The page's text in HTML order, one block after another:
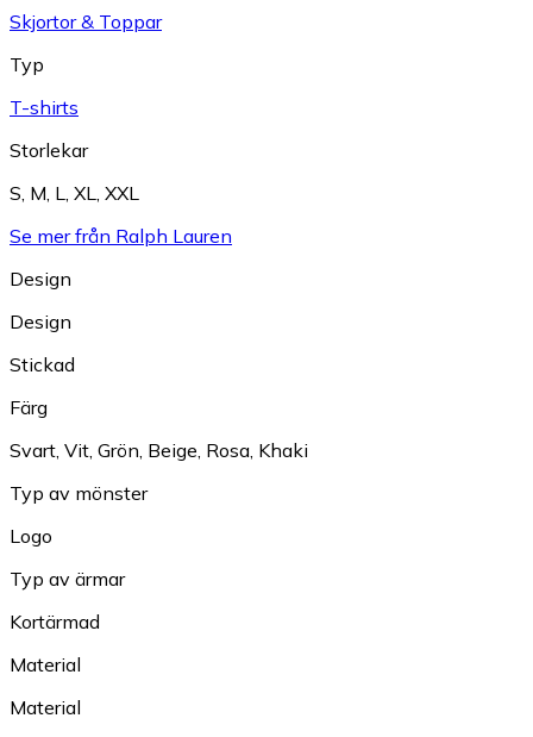
Skjortor & Toppar
Typ
T-shirts
Storlekar
S, M, L, XL, XXL
Se mer från Ralph Lauren
Design
Design
Stickad
Färg
Svart, Vit, Grön, Beige, Rosa, Khaki
Typ av mönster
Logo
Typ av ärmar
Kortärmad
Material
Material